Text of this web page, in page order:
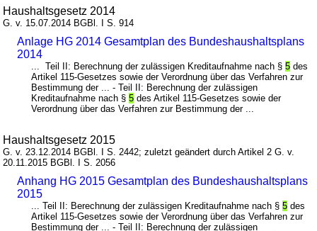
Haushaltsgesetz 2014
G. v. 15.07.2014 BGBl. I S. 914
Anlage HG 2014 Gesamtplan des Bundeshaushaltsplans
2014
... Teil II: Berechnung der zulässigen Kreditaufnahme nach §5 des
Artikel 115-Gesetzes sowie der Verordnung über das Verfahren zur
Bestimmung der ... - Teil II: Berechnung der zulässigen
Kreditaufnahme nach §5 des Artikel 115-Gesetzes sowie der
Verordnung über das Verfahren zur Bestimmung der ...
Haushaltsgesetz 2015
G. v. 23.12.2014 BGBl. I S. 2442; zuletzt geändert durch Artikel 2 G. v.
20.11.2015 BGBl. I S. 2056
Anhang HG 2015 Gesamtplan des Bundeshaushaltsplans
2015
... Teil II: Berechnung der zulässigen Kreditaufnahme nach §5 des
Artikel 115-Gesetzes sowie der Verordnung über das Verfahren zur
Bestimmung der ... - Teil II: Berechnung der zulässigen